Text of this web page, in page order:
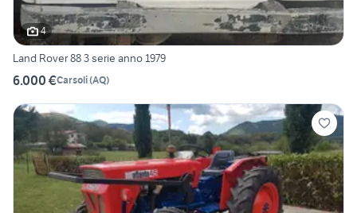
4
Land Rover 88 3 serie anno 1979
6.000 €Carsoli(AQ)